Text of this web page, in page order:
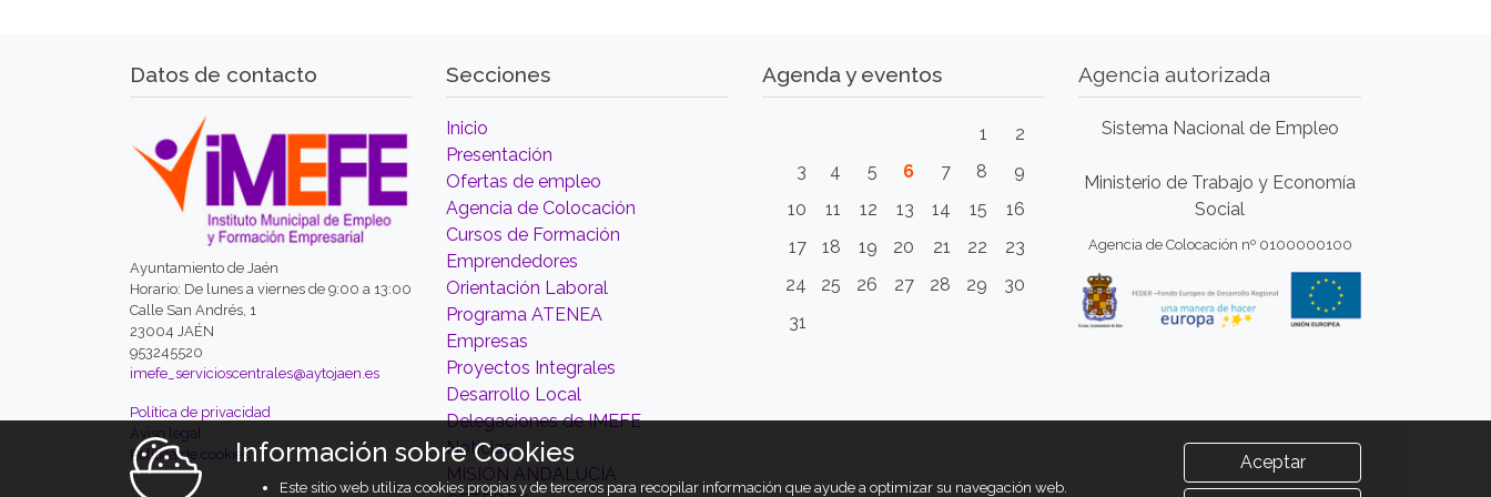
Datos de contacto
Ayuntamiento de Jaén
Horario: De lunes a viernes de 9:00 a 13:00
Calle San Andrés, 1
23004 JAÉN
953245520
imefe_servicioscentrales@aytojaen.es
Política de privacidad
Aviso legal
Política de cookies
Secciones
Inicio
Presentación
Ofertas de empleo
Agencia de Colocación
Cursos de Formación
Emprendedores
Orientación Laboral
Programa ATENEA
Empresas
Proyectos Integrales
Desarrollo Local
Delegaciones de IMEFE
Noticias
MISIÓN ANDALUCÍA
Agenda y eventos
1
2
3
4 5 6 7 8
9
10
11 12 13 14 15
16
17
18 19 20 21 22
23
24
25 26 27 28 29
30
31
Agencia autorizada
Sistema Nacional de Empleo
Ministerio de Trabajo y Economía
Social
Agencia de Colocación nº 0100000100
Información sobre Cookies
Este sitio web utiliza cookies propias y de terceros para recopilar información que ayude a optimizar su navegación web.
Aceptar